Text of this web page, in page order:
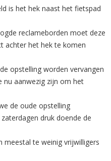
is het hek naast het fietspad
reclameborden moet deze
achter het hek te komen
opstelling worden vervangen
nu aanwezig zijn om het
de oude opstelling
druk doende de
te weinig vrijwilligers